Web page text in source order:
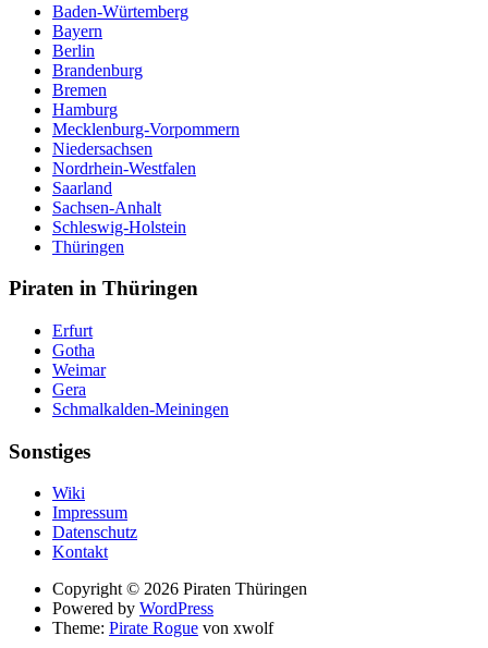
Baden-Würtemberg
Bayern
Berlin
Brandenburg
Bremen
Hamburg
Mecklenburg-Vorpommern
Niedersachsen
Nordrhein-Westfalen
Saarland
Sachsen-Anhalt
Schleswig-Holstein
Thüringen
Piraten in Thüringen
Erfurt
Gotha
Weimar
Gera
Schmalkalden-Meiningen
Sonstiges
Wiki
Impressum
Datenschutz
Kontakt
Suche
Copyright © 2026 Piraten Thüringen
Powered by WordPress
Theme: Pirate Rogue von xwolf